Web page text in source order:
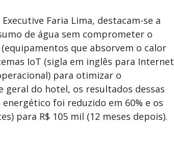
Faria Lima, destacam-se a
de água sem comprometer o
que absorvem o calor
IoT (sigla em inglês para Internet
para otimizar o
geral do hotel, os resultados dessas
foi reduzido em 60% e os
para R$ 105 mil (12 meses depois).